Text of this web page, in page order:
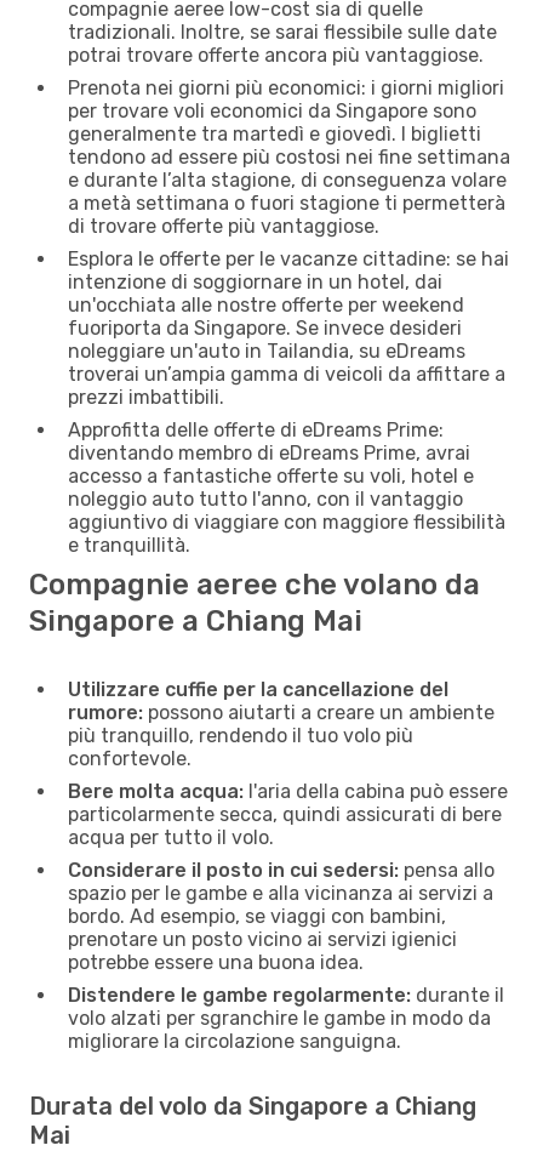
compagnie aeree low-cost sia di quelle
tradizionali. Inoltre, se sarai flessibile sulle date
potrai trovare offerte ancora più vantaggiose.
Prenota nei giorni più economici: i giorni migliori
per trovare voli economici da Singapore sono
generalmente tra martedì e giovedì. I biglietti
tendono ad essere più costosi nei fine settimana
e durante l’alta stagione, di conseguenza volare
a metà settimana o fuori stagione ti permetterà
di trovare offerte più vantaggiose.
Esplora le offerte per le vacanze cittadine: se hai
intenzione di soggiornare in un hotel, dai
un'occhiata alle nostre offerte per weekend
fuoriporta da Singapore. Se invece desideri
noleggiare un'auto in Tailandia, su eDreams
troverai un’ampia gamma di veicoli da affittare a
prezzi imbattibili.
Approfitta delle offerte di eDreams Prime:
diventando membro di eDreams Prime, avrai
accesso a fantastiche offerte su voli, hotel e
noleggio auto tutto l'anno, con il vantaggio
aggiuntivo di viaggiare con maggiore flessibilità
e tranquillità.
Compagnie aeree che volano da
Singapore a Chiang Mai
Utilizzare cuffie per la cancellazione del
rumore: possono aiutarti a creare un ambiente
più tranquillo, rendendo il tuo volo più
confortevole.
Bere molta acqua: l'aria della cabina può essere
particolarmente secca, quindi assicurati di bere
acqua per tutto il volo.
Considerare il posto in cui sedersi: pensa allo
spazio per le gambe e alla vicinanza ai servizi a
bordo. Ad esempio, se viaggi con bambini,
prenotare un posto vicino ai servizi igienici
potrebbe essere una buona idea.
Distendere le gambe regolarmente: durante il
volo alzati per sgranchire le gambe in modo da
migliorare la circolazione sanguigna.
Durata del volo da Singapore a Chiang
Mai